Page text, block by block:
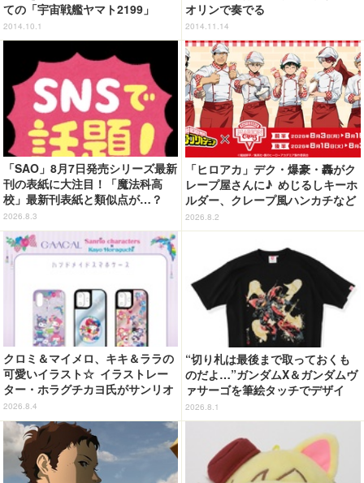
ての「宇宙戦艦ヤマト2199」
2014.10.1
オリンで奏でる
2014.11.14
「SAO」8月7日発売シリーズ最新
刊の表紙に大注目！「魔法科高
校」最新刊表紙と類似点が…？
2026.8.3
「ヒロアカ」デク・爆豪・轟がク
レープ屋さんに♪ めじるしキーホ
ルダー、クレープ風ハンカチなど
限定グッズ＆コラボクレープが登
場
2026.8.2
クロミ＆マイメロ、キキ＆ララの
可愛いイラスト☆ イラストレー
ター・ホラグチカヨ氏がサンリオ
キャラクターズをデザイン！ 実
用性のあるアイテムが販売開始
2026.8.4
“切り札は最後まで取っておくも
のだよ…”ガンダムX＆ガンダムヴ
ァサーゴを筆絵タッチでデザイ
ン！「ガンダムX」Tシャツ発売
2026.8.1